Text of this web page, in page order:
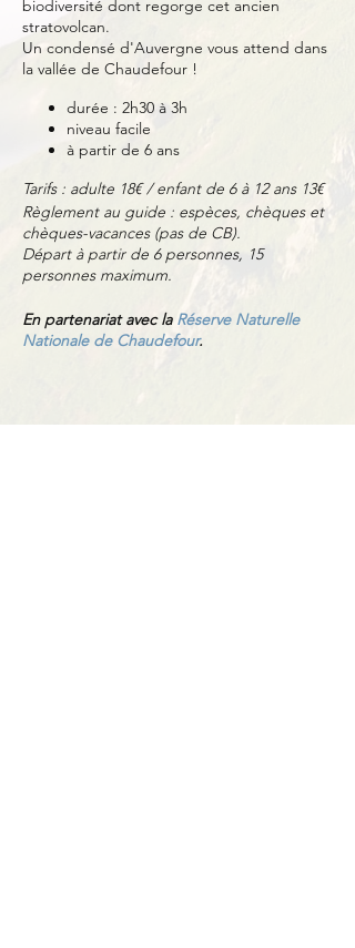
biodiversité dont regorge cet ancien
stratovolcan.
Un condensé d'Auvergne vous attend dans
la vallée de Chaudefour !
durée : 2h30 à 3h
niveau facile
à partir de 6 ans
Tarifs : adulte 18€ / enfant de 6 à 12 ans 13€
Règlement au guide : espèces, chèques et
chèques-vacances (pas de CB).
Départ à partir de 6 personnes, 15
personnes maximum.
En partenariat avec la Réserve Naturelle
Nationale de Chaudefour.